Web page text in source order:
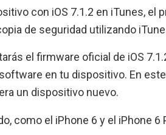
con iOS 7.1.2 en iTunes, el
de seguridad utilizando
el firmware oficial de iOS
en tu dispositivo. En
un dispositivo nuevo.
como el iPhone 6 y el iPhone 6